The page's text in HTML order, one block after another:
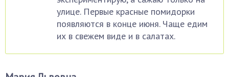
улице. Первые красные помидорки
появляются в конце июня. Чаще едим
их в свежем виде и в салатах.